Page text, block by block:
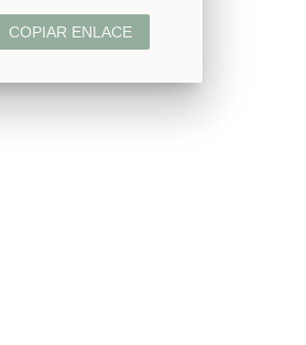
COPIAR ENLACE